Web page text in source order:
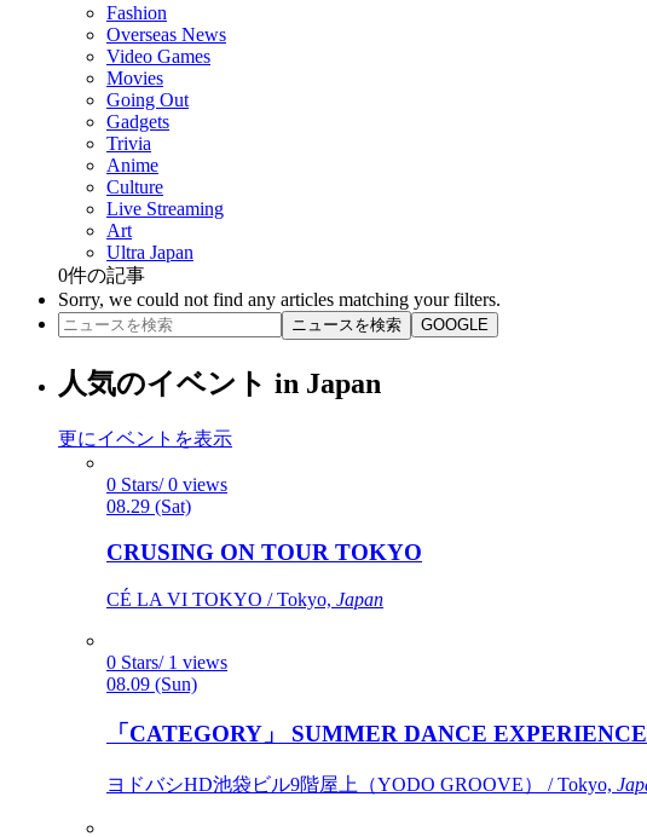
Fashion
Overseas News
Video Games
Movies
Going Out
Gadgets
Trivia
Anime
Culture
Live Streaming
Art
Ultra Japan
0件の記事
Sorry, we could not find any articles matching your filters.
ニュースを検索 GOOGLE
人気のイベント in Japan
更にイベントを表示
0 Stars/ 0 views
08.29 (Sat)
CRUSING ON TOUR TOKYO
CÉ LA VI TOKYO / Tokyo, Japan
0 Stars/ 1 views
08.09 (Sun)
「CATEGORY」 SUMMER DANCE EXPERIENCE
ヨドバシHD池袋ビル9階屋上（YODO GROOVE） / Tokyo,